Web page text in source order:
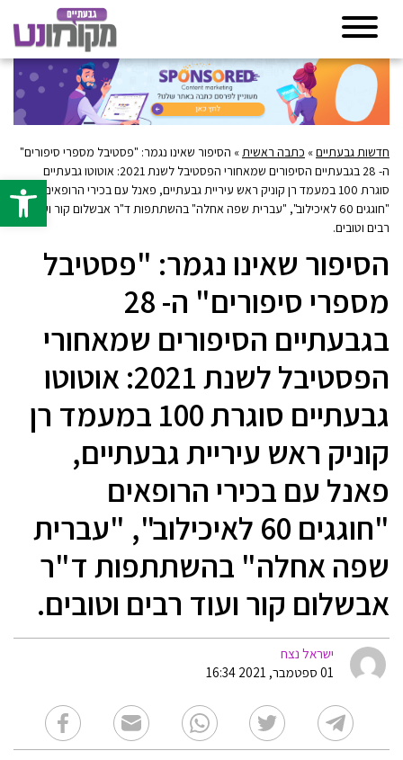
פתח
חדשות גבעתיים» כתבה ראשית » הסיפור שאינו נגמר: "פסטיבל מספרי סיפורים"
ה- 28 בגבעתיים הסיפורים שמאחורי הפסטיבל לשנת 2021: אוטוטו גבעתיים
סוגרת 100 במעמד רן קוניק ראש עיריית גבעתיים, פאנל עם בכירי הרופאים
"חוגגים 60 לאיכילוב", "עברית שפה אחלה" בהשתתפות ד"ר אבשלום קור ועוד
רבים וטובים.
הסיפור שאינו נגמר: "פסטיבל
מספרי סיפורים" ה- 28
בגבעתיים הסיפורים שמאחורי
הפסטיבל לשנת 2021: אוטוטו
גבעתיים סוגרת 100 במעמד רן
קוניק ראש עיריית גבעתיים,
פאנל עם בכירי הרופאים
"חוגגים 60 לאיכילוב", "עברית
שפה אחלה" בהשתתפות ד"ר
אבשלום קור ועוד רבים וטובים.
ישראל נצח
01 ספטמבר, 2021 16:34